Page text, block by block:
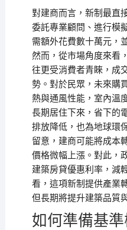
對建商而言，新制最直
委託專業顧問、進行模
需額外花費數十萬元，
然而，從市場角度來看
往更受消費者青睞，成
勢。對於民眾，未來購
熱與通風性能，室內溫
長期居住下來，省下的
排放降低，也為地球環
留意，建商可能將成本
價格微幅上漲。對此，
建築房貸優惠利率，減
看，這項新制提供產業
但長期將提升建築品質
如何準備基準